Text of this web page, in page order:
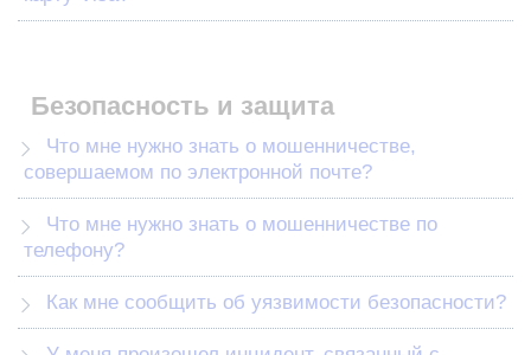
Безопасность и защита
совершаемом по электронной почте?
телефону?
Как мне сообщить об уязвимости безопасности?